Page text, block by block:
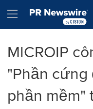
Hamburger menu
MICROIP
"Phần
phần mềm"